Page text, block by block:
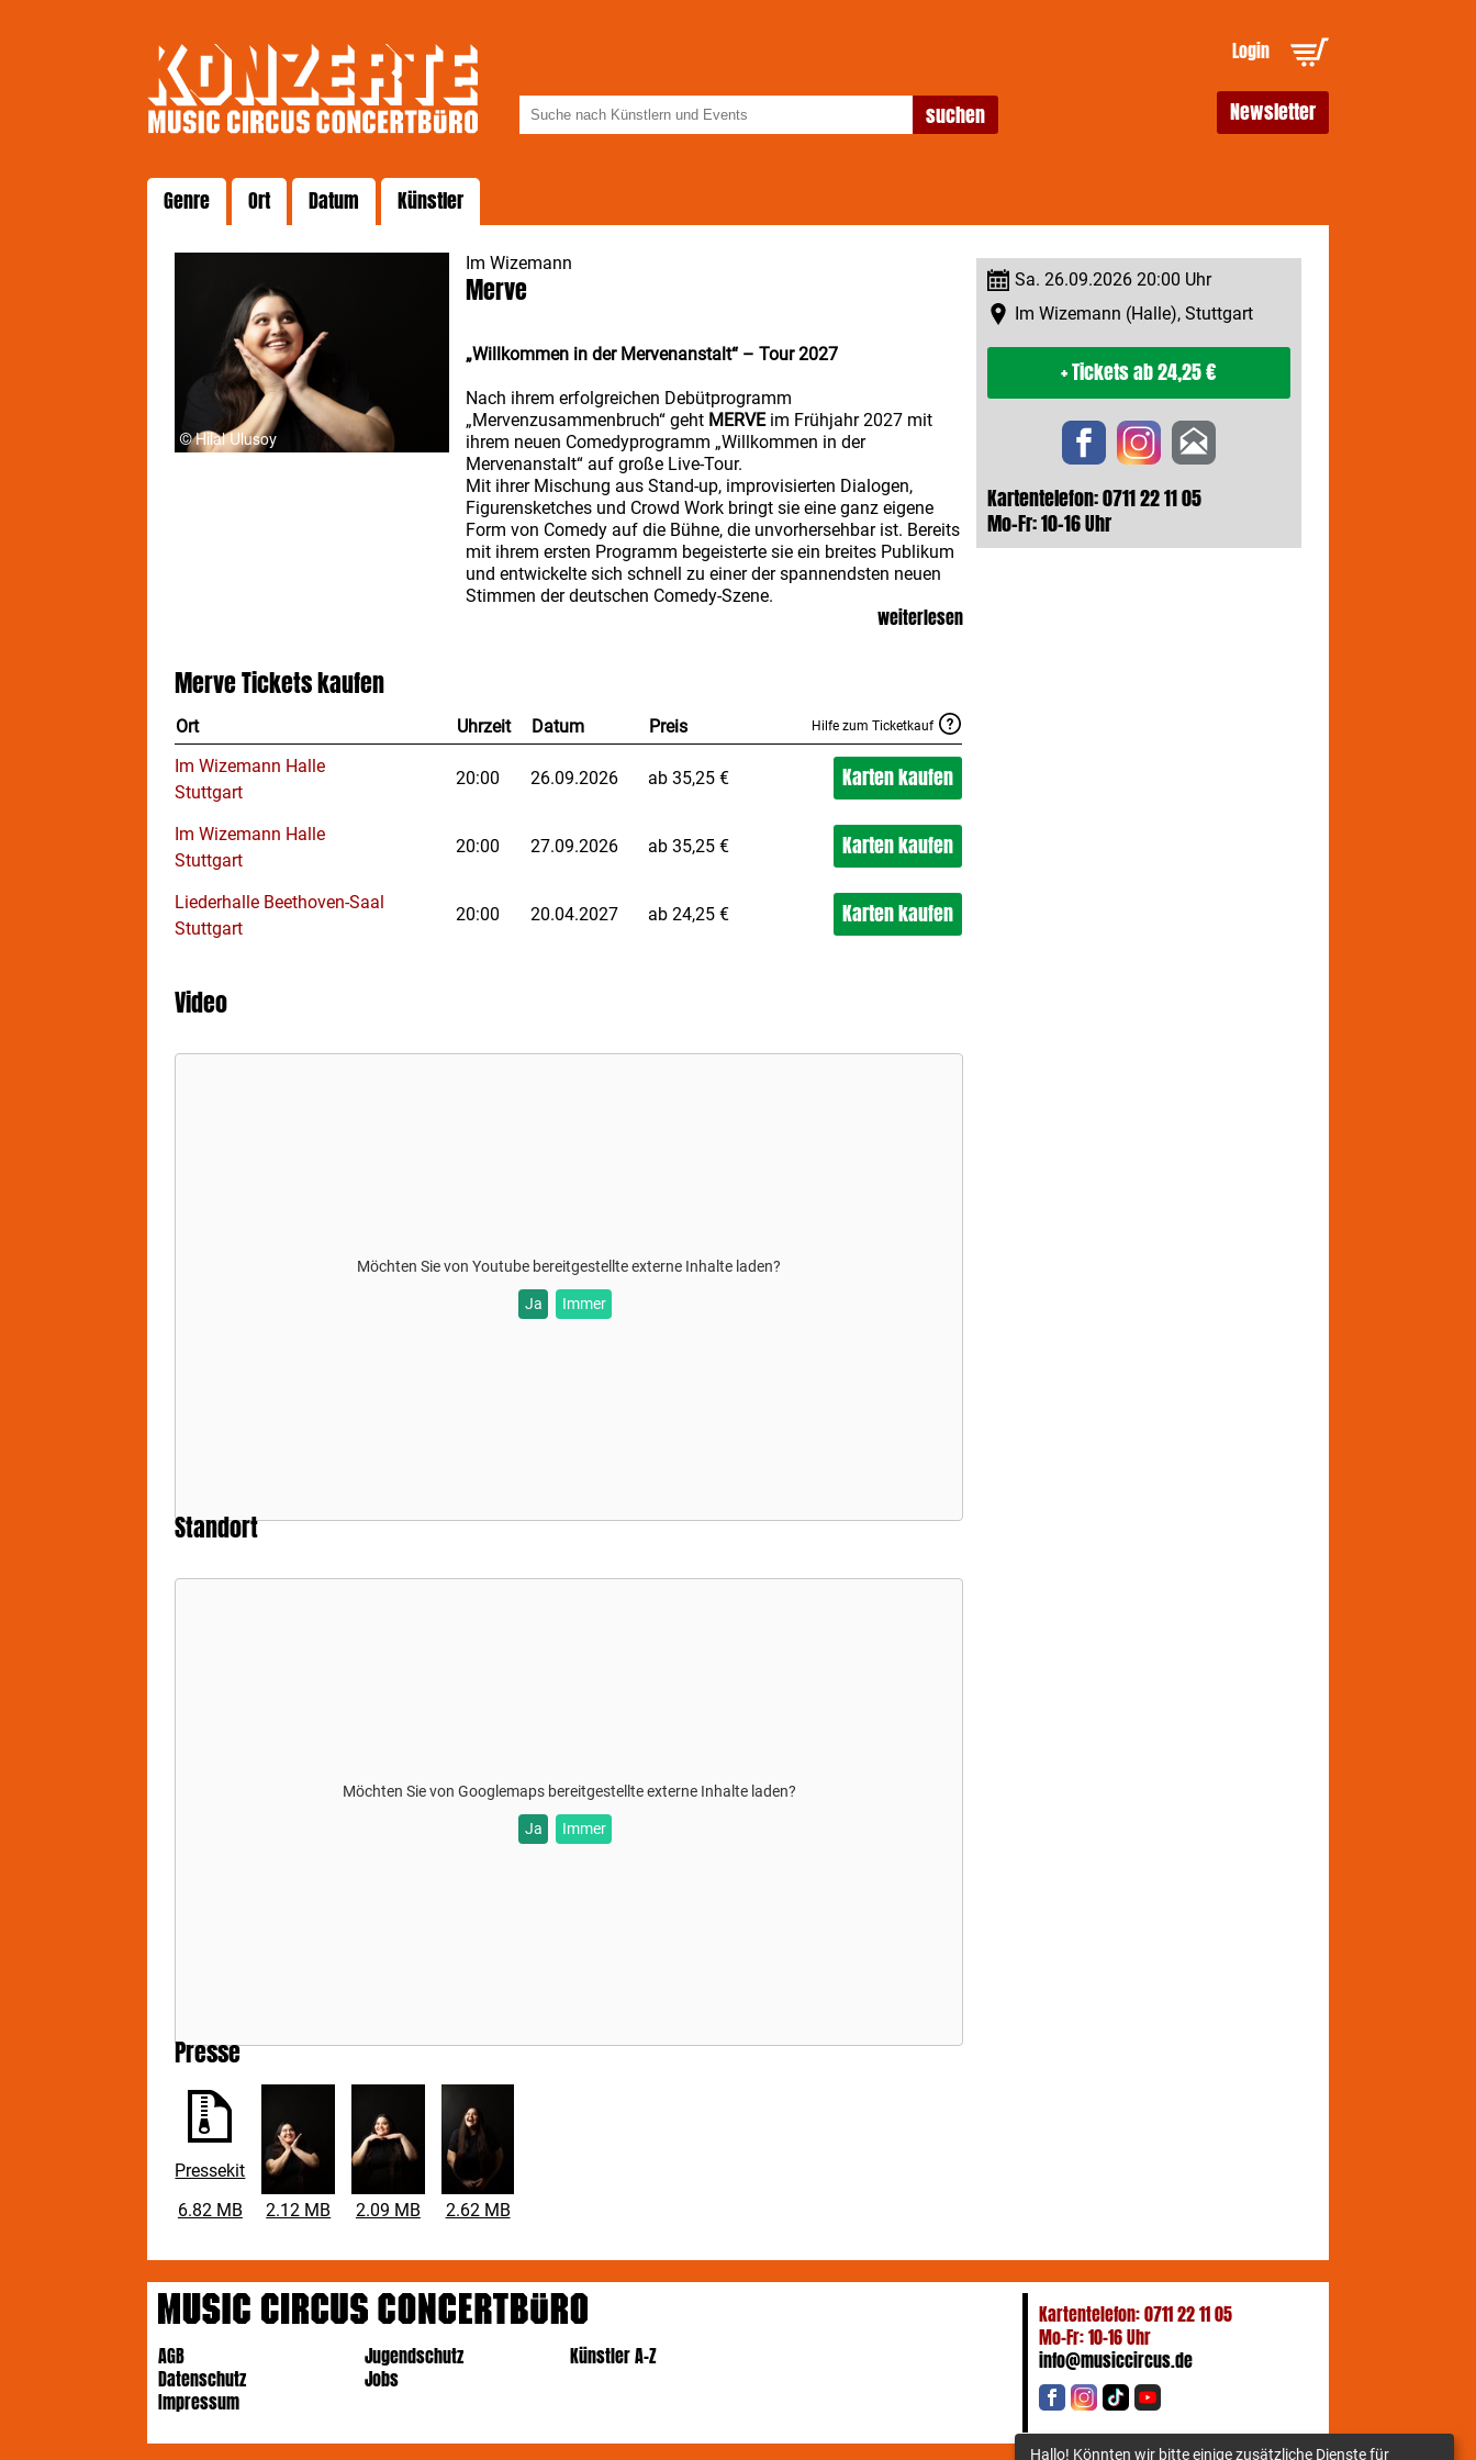
Login
Newsletter
Genre Ort Datum Künstler
Im Wizemann
Merve
„Willkommen in der Mervenanstalt“ – Tour 2027
Nach ihrem erfolgreichen Debütprogramm
„Mervenzusammenbruch“ geht MERVEim Frühjahr 2027 mit
ihrem neuen Comedyprogramm „Willkommen in der
Mervenanstalt“ auf große Live-Tour.
Mit ihrer Mischung aus Stand-up, improvisierten Dialogen,
Figurensketches und Crowd Work bringt sie eine ganz eigene
Form von Comedy auf die Bühne, die unvorhersehbar ist. Bereits
mit ihrem ersten Programm begeisterte sie ein breites Publikum
und entwickelte sich schnell zu einer der spannendsten neuen
Stimmen der deutschen Comedy-Szene.
Am Ende des Abends bleibt nicht nur ein Lachen, sondern auch
weiterlesen
Sa. 26.09.2026 20:00 Uhr
Im Wizemann (Halle), Stuttgart
+ Ticketsab 24,25 €
Kartentelefon: 0711 22 11 05
Mo-Fr: 10-16 Uhr
MerveTickets kaufen
Ort Uhrzeit Datum Preis Hilfe zum Ticketkauf
Im Wizemann Halle
Stuttgart
20:00 26.09.2026 ab 35,25 € Karten kaufen
Im Wizemann Halle
Stuttgart
20:00 27.09.2026 ab 35,25 € Karten kaufen
Liederhalle Beethoven-Saal
Stuttgart
20:00 20.04.2027 ab 24,25 € Karten kaufen
Video
Möchten Sie vonYoutube bereitgestellte externe Inhalte laden?
Ja Immer
Standort
Möchten Sie von Googlemapsbereitgestellte externe Inhalte laden?
Ja Immer
Presse
Pressekit
6.82 MB
2.12 MB 2.09 MB 2.62 MB
AGB
Datenschutz
Impressum
Jugendschutz
Jobs
Künstler A-Z
Kartentelefon: 0711 22 11 05
Mo-Fr: 10-16 Uhr
info@musiccircus.de
Hallo! Könnten wir bitte einige zusätzliche Dienste für